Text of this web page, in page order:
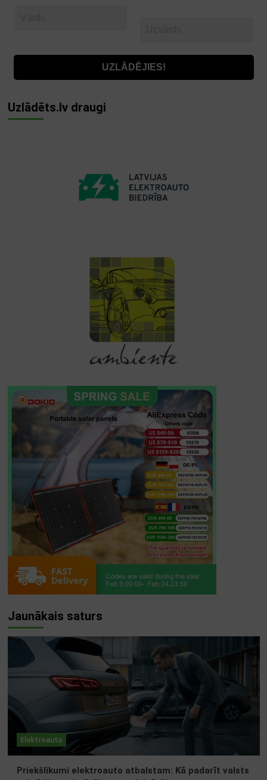
Uzlādēts.lv draugi
Jaunākais saturs
Elektroauto
Priekšlikumi elektroauto atbalstam: Kā padarīt valsts